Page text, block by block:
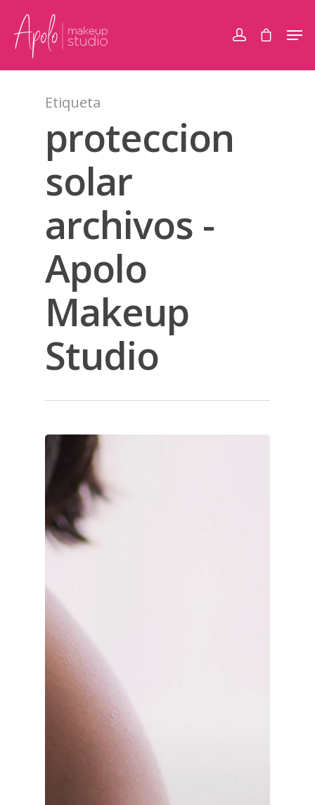
Etiqueta
proteccion
solar
archivos -
Apolo
Makeup
Studio